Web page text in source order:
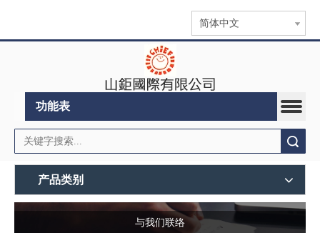
简体中文
功能表
产品类别
与我们联络